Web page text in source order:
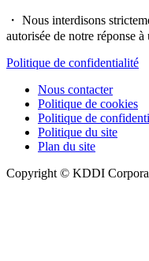
・ Nous interdisons
autorisée de notre réponse
Politique de confidentialité
Nous contacter
Politique de cookies
Politique de
Politique du site
Plan du site
Copyright © KDDI